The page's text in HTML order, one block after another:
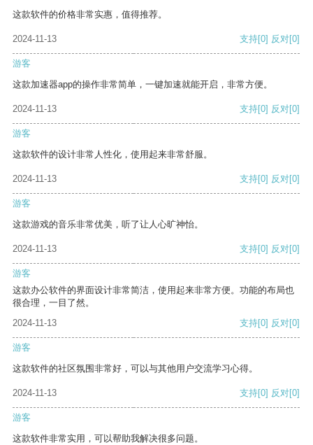
这款软件的价格非常实惠，值得推荐。
2024-11-13 支持[0] 反对[0]
游客
这款加速器app的操作非常简单，一键加速就能开启，非常方便。
2024-11-13 支持[0] 反对[0]
游客
这款软件的设计非常人性化，使用起来非常舒服。
2024-11-13 支持[0] 反对[0]
游客
这款游戏的音乐非常优美，听了让人心旷神怡。
2024-11-13 支持[0] 反对[0]
游客
这款办公软件的界面设计非常简洁，使用起来非常方便。功能的布局也
很合理，一目了然。
2024-11-13
支持[0] 反对[0]
游客
这款软件的社区氛围非常好，可以与其他用户交流学习心得。
2024-11-13 支持[0] 反对[0]
游客
这款软件非常实用，可以帮助我解决很多问题。